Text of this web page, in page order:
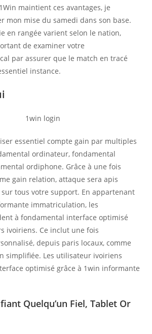
maintient ces avantages, je
mon mise du samedi dans son base.
en rangée varient selon le nation,
de examiner votre
par assurer que le match en tracé
instance.
essentiel compte gain par multiples
ordinateur, fondamental
ordiphone. Grâce à une fois
gain relation, attaque sera apis
tous votre support. En appartenant
immatriculation, les
à fondamental interface optimisé
ivoiriens. Ce inclut une fois
depuis paris locaux, comme
simplifiée. Les utilisateur ivoiriens
optimisé grâce à 1win informante
Quelqu’un Fiel, Tablet Or